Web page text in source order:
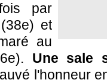
par
et
au
Une sale
l'honneur